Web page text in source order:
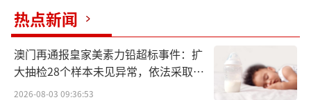
热点新闻
澳门再通报皇家美素力铅超标事件：扩
大抽检28个样本未见异常，依法采取预
防性下架
2026-08-03 09:36:53